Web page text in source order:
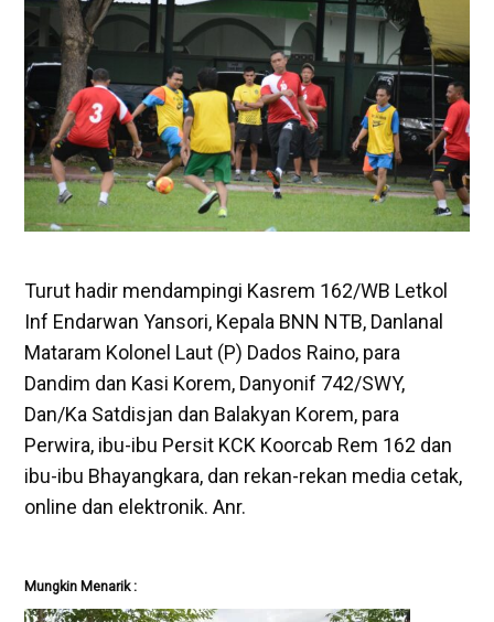
Turut hadir mendampingi Kasrem 162/WB Letkol
Inf Endarwan Yansori, Kepala BNN NTB, Danlanal
Mataram Kolonel Laut (P) Dados Raino, para
Dandim dan Kasi Korem, Danyonif 742/SWY,
Dan/Ka Satdisjan dan Balakyan Korem, para
Perwira, ibu-ibu Persit KCK Koorcab Rem 162 dan
ibu-ibu Bhayangkara, dan rekan-rekan media cetak,
online dan elektronik. Anr.
Mungkin Menarik :